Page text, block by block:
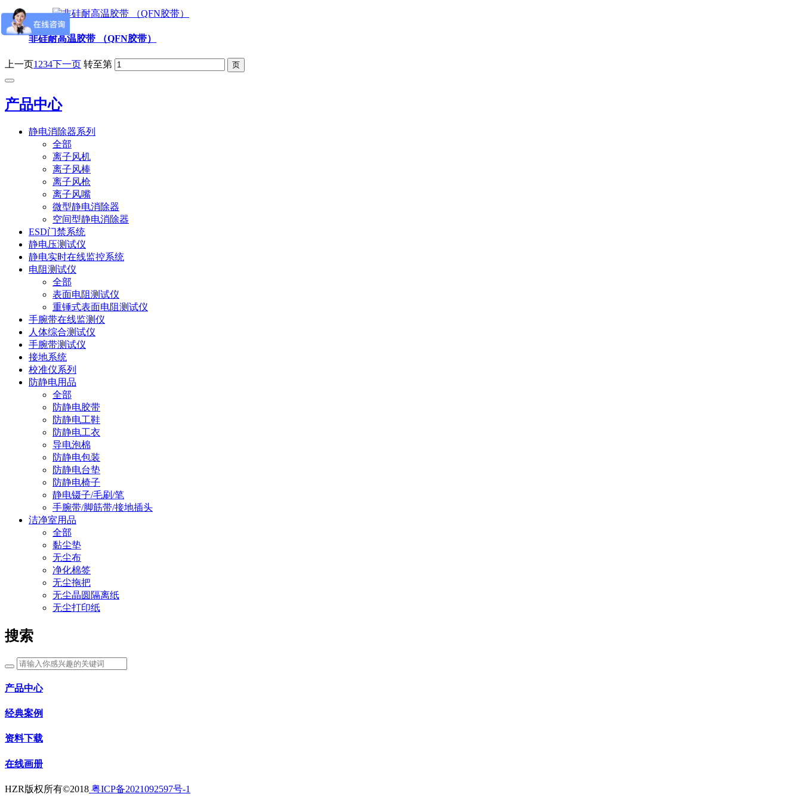
非硅耐高温胶带 （QFN胶带）
上一页1 234下一页 转至第
产品中心
静电消除器系列
全部
离子风机
离子风棒
离子风枪
离子风嘴
微型静电消除器
空间型静电消除器
ESD门禁系统
静电压测试仪
静电实时在线监控系统
电阻测试仪
全部
表面电阻测试仪
重锤式表面电阻测试仪
手腕带在线监测仪
人体综合测试仪
手腕带测试仪
接地系统
校准仪系列
防静电用品
全部
防静电胶带
防静电工鞋
防静电工衣
导电泡棉
防静电包装
防静电台垫
防静电椅子
静电镊子/毛刷/笔
手腕带/脚筋带/接地插头
洁净室用品
全部
黏尘垫
无尘布
净化棉签
无尘拖把
无尘晶圆隔离纸
无尘打印纸
搜索
产品中心
经典案例
资料下载
在线画册
HZR版权所有©2018 粤ICP备2021092597号-1